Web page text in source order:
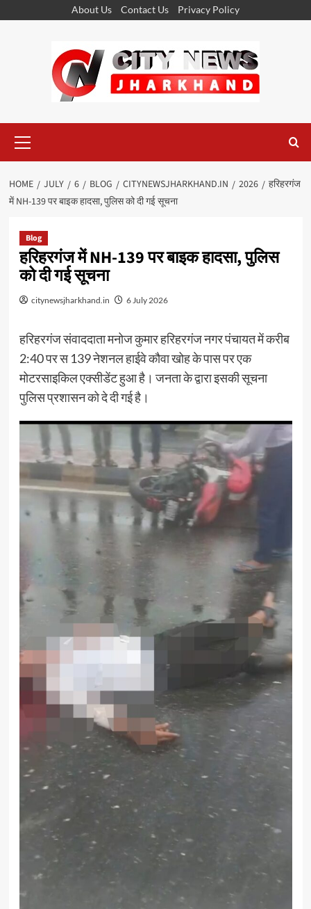
About Us Contact Us Privacy Policy
Menu
HOME JULY 6 BLOG CITYNEWSJHARKHAND.IN 2026
हरिहरगंज
में NH-139 पर बाइक हादसा, पुलिस को दी गई सूचना
Blog
हरिहरगंज में NH-139 पर बाइक हादसा, पुलिस
को दी गई सूचना
citynewsjharkhand.in 6 July 2026
हरिहरगंज संवाददाता मनोज कुमार हरिहरगंज नगर पंचायत में करीब
2:40 पर स 139 नेशनल हाईवे कौवा खोह के पास पर एक
मोटरसाइकिल एक्सीडेंट हुआ है। जनता के द्वारा इसकी सूचना
पुलिस प्रशासन को दे दी गई है।